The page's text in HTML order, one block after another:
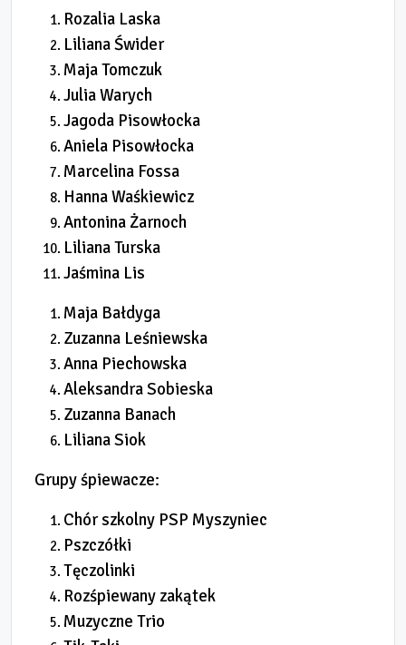
Rozalia Laska
Liliana Świder
Maja Tomczuk
Julia Warych
Jagoda Pisowłocka
Aniela Pisowłocka
Marcelina Fossa
Hanna Waśkiewicz
Antonina Żarnoch
Liliana Turska
Jaśmina Lis
Maja Bałdyga
Zuzanna Leśniewska
Anna Piechowska
Aleksandra Sobieska
Zuzanna Banach
Liliana Siok
Grupy śpiewacze:
Chór szkolny PSP Myszyniec
Pszczółki
Tęczolinki
Rozśpiewany zakątek
Muzyczne Trio